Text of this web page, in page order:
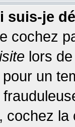
suis-je
cochez
lors
un
cochez la